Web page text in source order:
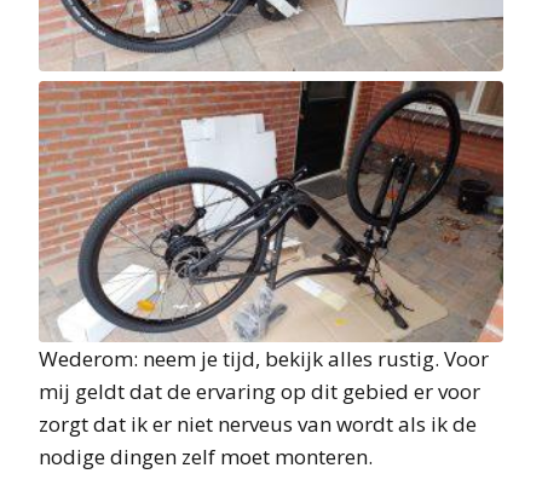
Wederom: neem je tijd, bekijk alles rustig. Voor
mij geldt dat de ervaring op dit gebied er voor
zorgt dat ik er niet nerveus van wordt als ik de
nodige dingen zelf moet monteren.